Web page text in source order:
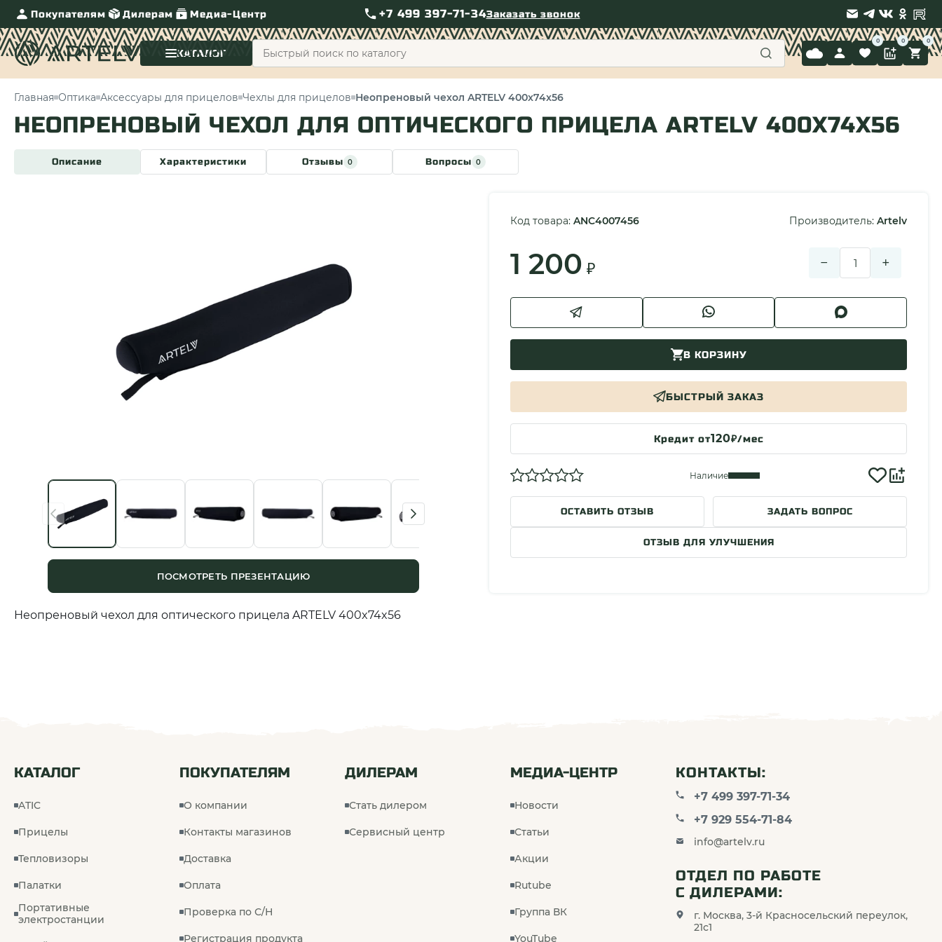
Покупателям Дилерам Медиа-Центр +7 499 397-71-34Заказать звонок
КАТАЛОГ
Главная Оптика Аксессуары для прицелов Чехлы для прицелов Неопреновый чехол ARTELV 400x74x56
НЕОПРЕНОВЫЙ ЧЕХОЛ ДЛЯ ОПТИЧЕСКОГО ПРИЦЕЛА ARTELV 400X74X56
Описание Характеристики Отзывы 0 Вопросы 0
ПОСМОТРЕТЬ ПРЕЗЕНТАЦИЮ
Код товара: ANC4007456 Производитель: Artelv
1 200 ₽ − +
В КОРЗИНУ
БЫСТРЫЙ ЗАКАЗ
Кредит от120₽/мес
Наличие
ОСТАВИТЬ ОТЗЫВ ЗАДАТЬ ВОПРОС
ОТЗЫВ ДЛЯ УЛУЧШЕНИЯ
Неопреновый чехол для оптического прицела ARTELV 400x74x56
КАТАЛОГ
ATIC
Прицелы
Тепловизоры
Палатки
Портативные
электростанции
ПОКУПАТЕЛЯМ
О компании
Контакты магазинов
Доставка
Оплата
Проверка по С/Н
Регистрация продукта
ДИЛЕРАМ
Стать дилером
Сервисный центр
МЕДИА-ЦЕНТР
Новости
Статьи
Акции
Rutube
Группа ВК
YouTube
КОНТАКТЫ:
+7 499 397-71-34
+7 929 554-71-84
info@artelv.ru
ОТДЕЛ ПО РАБОТЕ
С ДИЛЕРАМИ:
г. Москва, 3-й Красносельский переулок,
21с1